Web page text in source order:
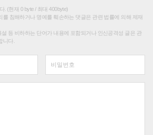
. (현재 0 byte / 최대 400byte)
를 침해하거나 명예를 훼손하는 댓글은 관련 법률에 의해 제재
등 비하하는 단어가 내용에 포함되거나 인신공격성 글은 관
니다.